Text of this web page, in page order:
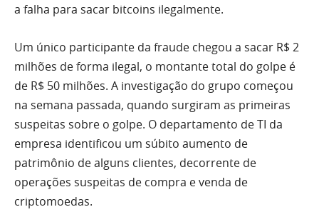
a falha para sacar bitcoins ilegalmente.
Um único participante da fraude chegou a sacar R$ 2
milhões de forma ilegal, o montante total do golpe é
de R$ 50 milhões. A investigação do grupo começou
na semana passada, quando surgiram as primeiras
suspeitas sobre o golpe. O departamento de TI da
empresa identificou um súbito aumento de
patrimônio de alguns clientes, decorrente de
operações suspeitas de compra e venda de
criptomoedas.